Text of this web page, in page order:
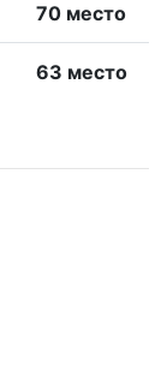
70 место
63 место